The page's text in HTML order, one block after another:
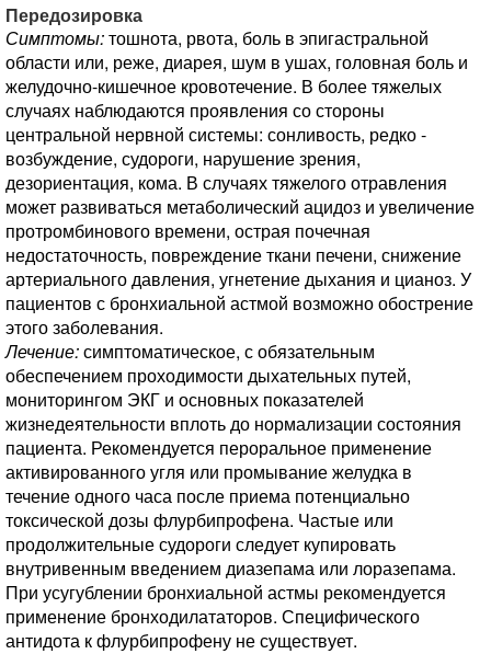
Передозировка
Симптомы:тошнота, рвота, боль в эпигастральной
области или, реже, диарея, шум в ушах, головная боль и
желудочно-кишечное кровотечение. В более тяжелых
случаях наблюдаются проявления со стороны
центральной нервной системы: сонливость, редко -
возбуждение, судороги, нарушение зрения,
дезориентация, кома. В случаях тяжелого отравления
может развиваться метаболический ацидоз и увеличение
протромбинового времени, острая почечная
недостаточность, повреждение ткани печени, снижение
артериального давления, угнетение дыхания и цианоз. У
пациентов с бронхиальной астмой возможно обострение
этого заболевания.
Лечение:симптоматическое, с обязательным
обеспечением проходимости дыхательных путей,
мониторингом ЭКГ и основных показателей
жизнедеятельности вплоть до нормализации состояния
пациента. Рекомендуется пероральное применение
активированного угля или промывание желудка в
течение одного часа после приема потенциально
токсической дозы флурбипрофена. Частые или
продолжительные судороги следует купировать
внутривенным введением диазепама или лоразепама.
При усугублении бронхиальной астмы рекомендуется
применение бронходилататоров. Специфического
антидота к флурбипрофену не существует.